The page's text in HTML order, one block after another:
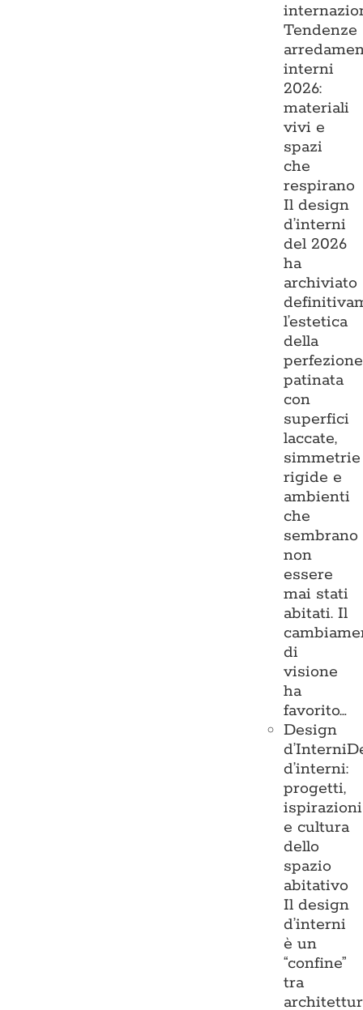
Tendenze
interni
2026:
materiali
vivi e
spazi
che
respirano
Il design
d’interni
del 2026
ha
archiviato
l’estetica
della
perfezione
patinata
con
superfici
laccate,
simmetrie
rigide e
ambienti
che
sembrano
non
essere
mai stati
abitati. Il
di
visione
ha
favorito…
Design
d’Interni
d’interni:
progetti,
ispirazioni
e cultura
dello
spazio
abitativo
Il design
d’interni
è un
“confine”
tra